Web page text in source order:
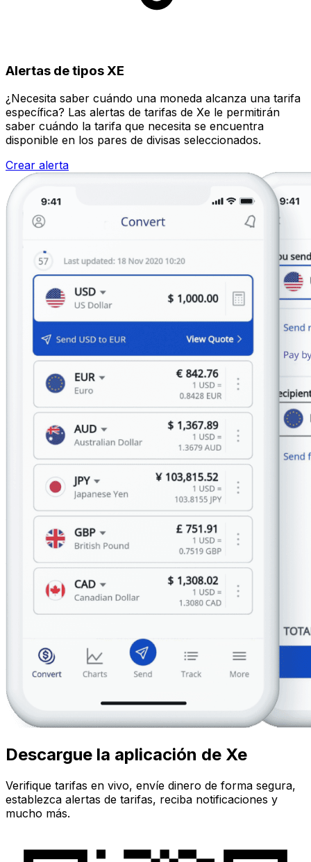
Alertas de tipos XE
¿Necesita saber cuándo una moneda alcanza una tarifa
específica? Las alertas de tarifas de Xe le permitirán
saber cuándo la tarifa que necesita se encuentra
disponible en los pares de divisas seleccionados.
Crear alerta
Descargue la aplicación de Xe
Verifique tarifas en vivo, envíe dinero de forma segura,
establezca alertas de tarifas, reciba notificaciones y
mucho más.